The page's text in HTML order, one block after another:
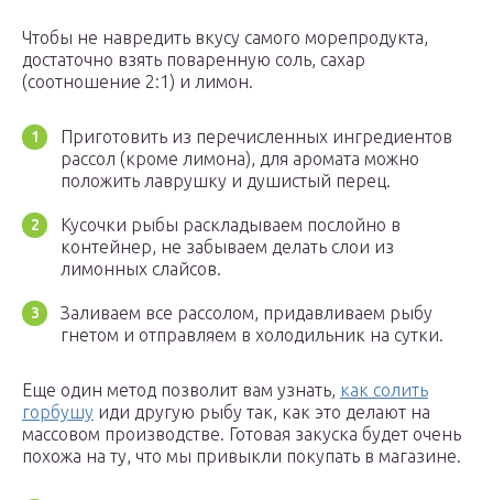
Чтобы не навредить вкусу самого морепродукта,
достаточно взять поваренную соль, сахар
(соотношение 2:1) и лимон.
Приготовить из перечисленных ингредиентов
рассол (кроме лимона), для аромата можно
положить лаврушку и душистый перец.
Кусочки рыбы раскладываем послойно в
контейнер, не забываем делать слои из
лимонных слайсов.
Заливаем все рассолом, придавливаем рыбу
гнетом и отправляем в холодильник на сутки.
Еще один метод позволит вам узнать, как солить
горбушу иди другую рыбу так, как это делают на
массовом производстве. Готовая закуска будет очень
похожа на ту, что мы привыкли покупать в магазине.